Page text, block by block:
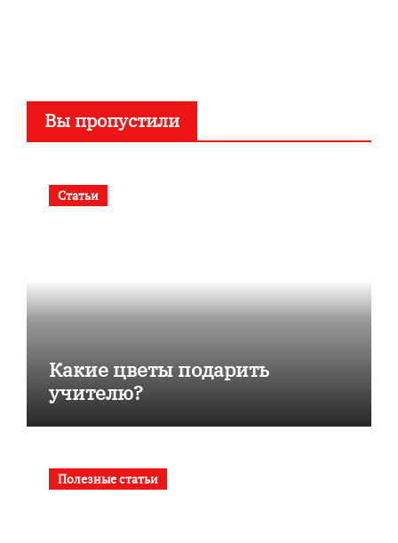
Вы пропустили
Статьи
Какие цветы подарить
учителю?
Полезные статьи